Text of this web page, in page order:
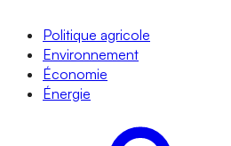
Politique agricole
Environnement
Économie
Énergie